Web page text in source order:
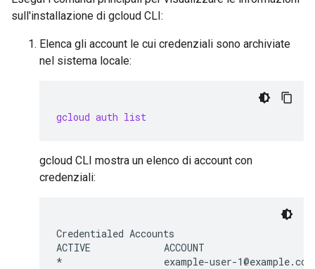
sull'installazione di gcloud CLI:
Elenca gli account le cui credenziali sono archiviate
nel sistema locale:
gcloud auth list
gcloud CLI mostra un elenco di account con
credenziali:
Credentialed Accounts
ACTIVE             ACCOUNT
*                  example-user-1@example.com